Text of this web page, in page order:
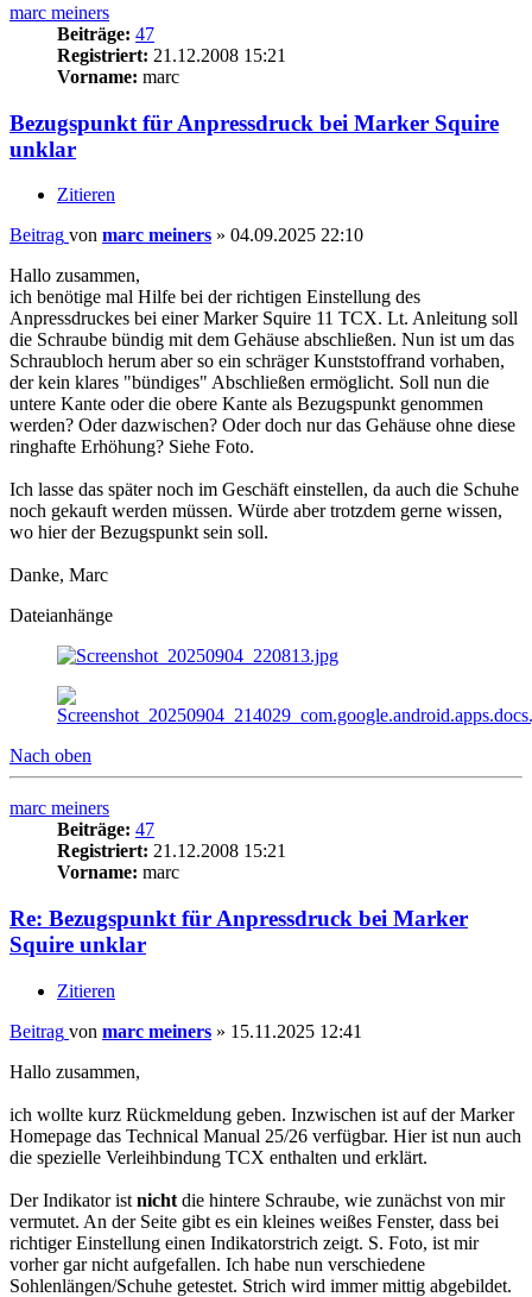
marc meiners
Beiträge: 47
Registriert: 21.12.2008 15:21
Vorname: marc
Bezugspunkt für Anpressdruck bei Marker Squire
unklar
Zitieren
Beitrag von marc meiners » 04.09.2025 22:10
Hallo zusammen,
ich benötige mal Hilfe bei der richtigen Einstellung des
Anpressdruckes bei einer Marker Squire 11 TCX. Lt. Anleitung soll
die Schraube bündig mit dem Gehäuse abschließen. Nun ist um das
Schraubloch herum aber so ein schräger Kunststoffrand vorhaben,
der kein klares "bündiges" Abschließen ermöglicht. Soll nun die
untere Kante oder die obere Kante als Bezugspunkt genommen
werden? Oder dazwischen? Oder doch nur das Gehäuse ohne diese
ringhafte Erhöhung? Siehe Foto.
Ich lasse das später noch im Geschäft einstellen, da auch die Schuhe
noch gekauft werden müssen. Würde aber trotzdem gerne wissen,
wo hier der Bezugspunkt sein soll.
Danke, Marc
Dateianhänge
Nach oben
marc meiners
Beiträge: 47
Registriert: 21.12.2008 15:21
Vorname: marc
Re: Bezugspunkt für Anpressdruck bei Marker
Squire unklar
Zitieren
Beitrag von marc meiners » 15.11.2025 12:41
Hallo zusammen,
ich wollte kurz Rückmeldung geben. Inzwischen ist auf der Marker
Homepage das Technical Manual 25/26 verfügbar. Hier ist nun auch
die spezielle Verleihbindung TCX enthalten und erklärt.
Der Indikator ist nicht die hintere Schraube, wie zunächst von mir
vermutet. An der Seite gibt es ein kleines weißes Fenster, dass bei
richtiger Einstellung einen Indikatorstrich zeigt. S. Foto, ist mir
vorher gar nicht aufgefallen. Ich habe nun verschiedene
Sohlenlängen/Schuhe getestet. Strich wird immer mittig abgebildet.